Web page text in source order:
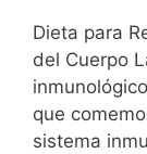
Dieta para
del Cuerpo
que
sistema